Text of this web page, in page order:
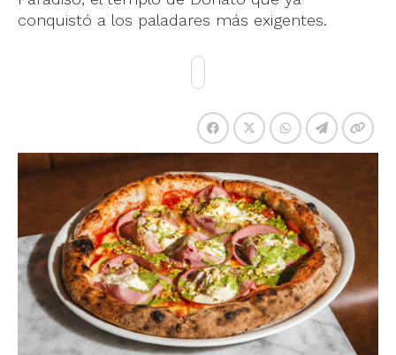
conquistó a los paladares más exigentes.